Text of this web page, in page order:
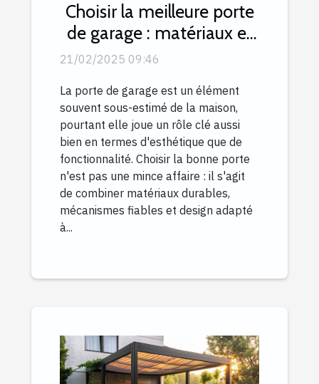
Choisir la meilleure porte
de garage : matériaux et
mécanismes expliqués
21/02/2025 09:46
La porte de garage est un élément
souvent sous-estimé de la maison,
pourtant elle joue un rôle clé aussi
bien en termes d'esthétique que de
fonctionnalité. Choisir la bonne porte
n'est pas une mince affaire : il s'agit
de combiner matériaux durables,
mécanismes fiables et design adapté
à...